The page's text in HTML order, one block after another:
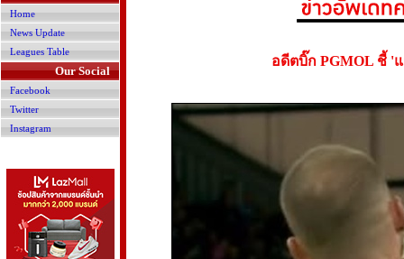
Home
News Update
Leagues Table
Our Social
Facebook
Twitter
Instagram
อดีตบิ๊ก PGMOL ชี้ '